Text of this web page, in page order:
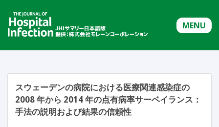
MENU
スウェーデンの病院における医療関連感染症の
2008 年から 2014 年の点有病率サーベイランス：
手法の説明および結果の信頼性